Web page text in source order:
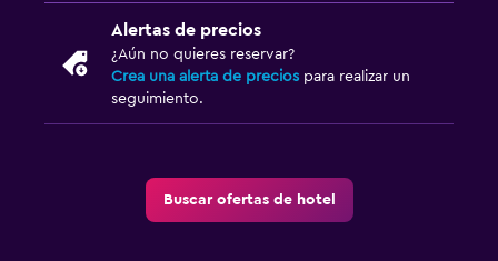
Alertas de precios
¿Aún no quieres reservar?
Crea una alerta de precios para realizar un
seguimiento.
Buscar ofertas de hotel